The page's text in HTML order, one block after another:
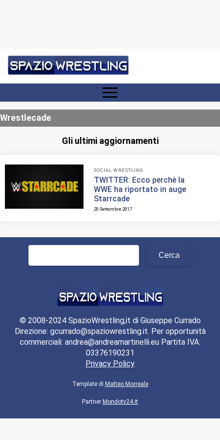
Wrestlecade
Gli ultimi aggiornamenti
SOCIAL WRESTLING
TWITTER: Ecco perchè la
WWE ha riportato in auge
Starrcade
20 Settembre 2017
Ricerca
© 2008-2024 SpazioWrestling,it di Giuseppe Currado
Direzione: gcurrado@spaziowrestling.it. Per opportunità
commerciali: andrea@andreamartinelli.eu Partita IVA:
03376190231
Privacy Policy
Template di Matteo Morreale
Partner Mondotv24.it